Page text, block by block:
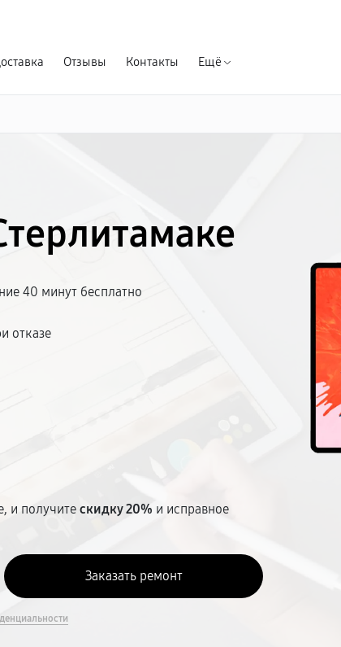
Отзывы Контакты Ещё
40 минут бесплатно
отказе
и получитескидку 20% и исправное